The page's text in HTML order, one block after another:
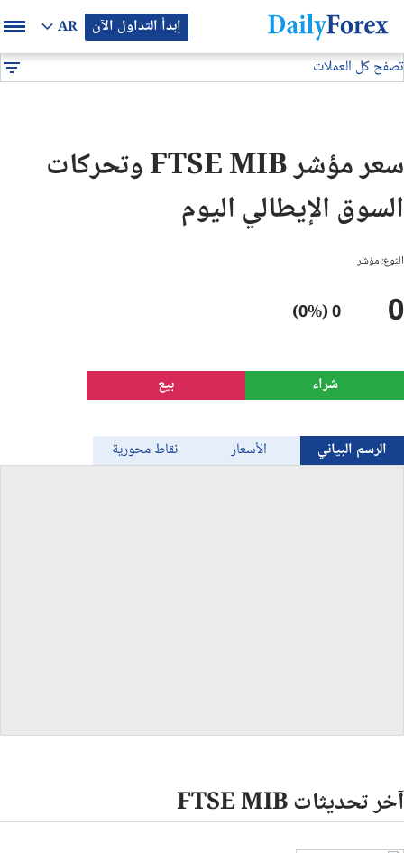
إبدأ التداول الآن AR
بيان إعلاني
تصفح كل العملات
GBP/USD
USD/JPY
USD/CAD
USD/CHF
النفط
سعر مؤشر FTSE MIB وتحركات
السوق الإيطالي اليوم
النوع: مؤشر
0
0 (0%)
شراء بيع
الرسم البياني الأسعار نقاط محورية
آخر تحديثات FTSE MIB